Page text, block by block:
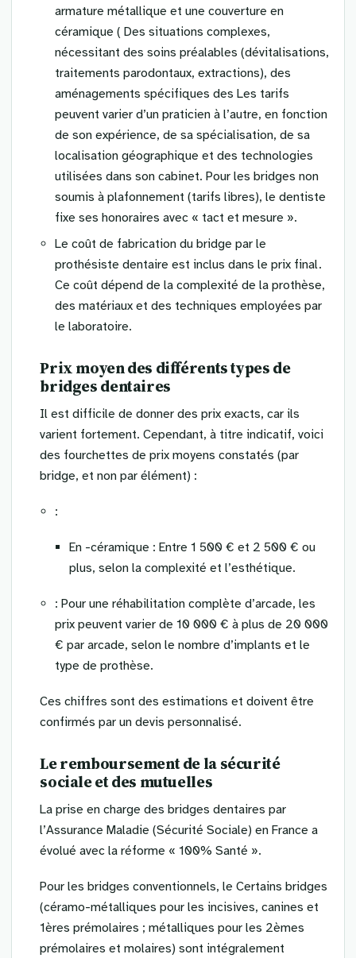
armature métallique et une couverture en
céramique ( Des situations complexes,
nécessitant des soins préalables (dévitalisations,
traitements parodontaux, extractions), des
aménagements spécifiques des Les tarifs
peuvent varier d’un praticien à l’autre, en fonction
de son expérience, de sa spécialisation, de sa
localisation géographique et des technologies
utilisées dans son cabinet. Pour les bridges non
soumis à plafonnement (tarifs libres), le dentiste
fixe ses honoraires avec « tact et mesure ».
Le coût de fabrication du bridge par le
prothésiste dentaire est inclus dans le prix final.
Ce coût dépend de la complexité de la prothèse,
des matériaux et des techniques employées par
le laboratoire.
Prix moyen des différents types de
bridges dentaires
Il est difficile de donner des prix exacts, car ils
varient fortement. Cependant, à titre indicatif, voici
des fourchettes de prix moyens constatés (par
bridge, et non par élément) :
:
En -céramique : Entre 1 500 € et 2 500 € ou
plus, selon la complexité et l’esthétique.
: Pour une réhabilitation complète d’arcade, les
prix peuvent varier de 10 000 € à plus de 20 000
€ par arcade, selon le nombre d’implants et le
type de prothèse.
Ces chiffres sont des estimations et doivent être
confirmés par un devis personnalisé.
Le remboursement de la sécurité
sociale et des mutuelles
La prise en charge des bridges dentaires par
l’Assurance Maladie (Sécurité Sociale) en France a
évolué avec la réforme « 100% Santé ».
Pour les bridges conventionnels, le Certains bridges
(céramo-métalliques pour les incisives, canines et
1ères prémolaires ; métalliques pour les 2èmes
prémolaires et molaires) sont intégralement